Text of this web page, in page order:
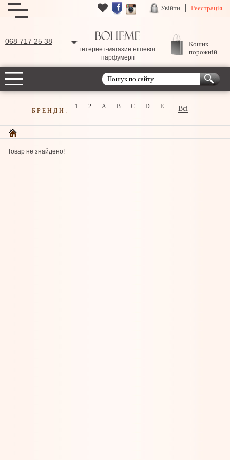
Увійти Реєстрація
068 717 25 38
інтернет-магазин нішевої
парфумерії
Кошик
порожній
БРЕНДИ:
1 2 A B C D E Всі
Товар не знайдено!